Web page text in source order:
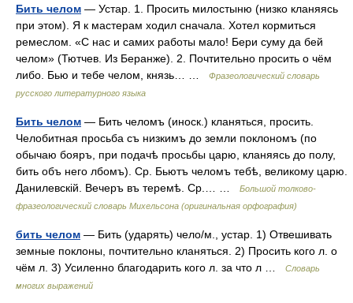
Бить челом — Устар. 1. Просить милостыню (низко кланяясь
при этом). Я к мастерам ходил сначала. Хотел кормиться
ремеслом. «С нас и самих работы мало! Бери суму да бей
челом» (Тютчев. Из Беранже). 2. Почтительно просить о чём
либо. Бью и тебе челом, князь… …
Фразеологический словарь
русского литературного языка
Бить челом — Бить челомъ (иноск.) кланяться, просить.
Челобитная просьба съ низкимъ до земли поклономъ (по
обычаю бояръ, при подачѣ просьбы царю, кланяясь до полу,
бить объ него лбомъ). Ср. Бьютъ челомъ тебѣ, великому царю.
Данилевскій. Вечеръ въ теремѣ. Ср.… …
Большой толково-
фразеологический словарь Михельсона (оригинальная орфография)
бить челом — Бить (ударять) чело/м., устар. 1) Отвешивать
земные поклоны, почтительно кланяться. 2) Просить кого л. о
чём л. 3) Усиленно благодарить кого л. за что л …
Словарь
многих выражений